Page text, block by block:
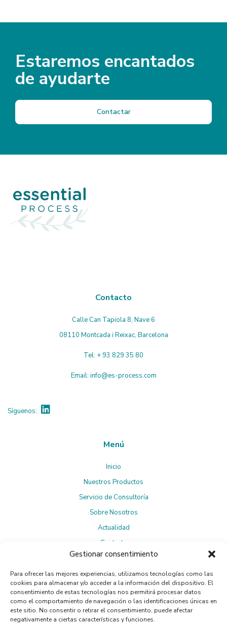
Gestionar consentimiento
Para ofrecer las mejores experiencias, utilizamos tecnologías como las
cookies para almacenar y/o acceder a la información del dispositivo. El
consentimiento de estas tecnologías nos permitirá procesar datos
como el comportamiento de navegación o las identificaciones únicas en
este sitio. No consentir o retirar el consentimiento, puede afectar
negativamente a ciertas características y funciones.
Estaremos encantados
de ayudarte
Contactar
Contacto
Calle Can Tapiola 8, Nave 6
08110 Montcada i Reixac, Barcelona
Tel: + 93 829 35 80
Email: info@es-process.com
Síguenos:
Menú
Inicio
Nuestros Productos
Servicio de Consultoría
Sobre Nosotros
Actualidad
Contacto
Suscríbete a la Newsletter
Al suscribirte, aceptas laPolítica de privacidad.